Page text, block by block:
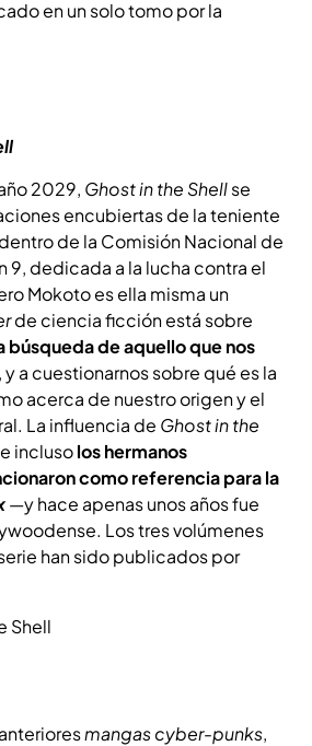
en un solo tomo por la
2029, Ghost in the Shellse
encubiertas de la teniente
de la Comisión Nacional de
9, dedicada a la lucha contra el
Mokoto es ella misma un
de ciencia ficción está sobre
búsqueda de aquello que nos
, y a cuestionarnos sobre qué es la
acerca de nuestro origen y el
La influencia de Ghost in the
inclusolos hermanos
como referencia para la
—y hace apenas unos años fue
Los tres volúmenes
han sido publicados por
mangascyber-punks,